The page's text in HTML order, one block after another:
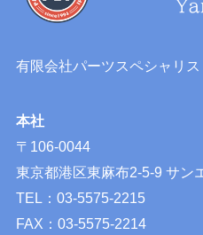
有限会社パーツスペシャリス
本社
〒106-0044
東京都港区東麻布2-5-9 サン
TEL：03-5575-2215
FAX：03-5575-2214